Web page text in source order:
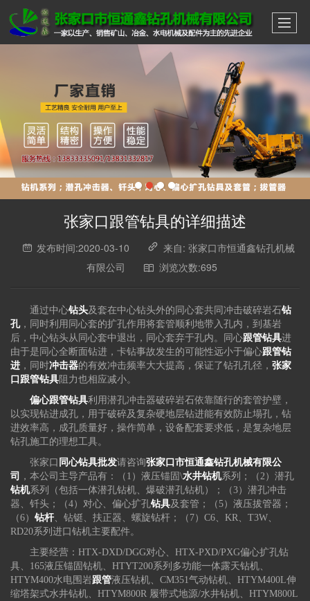
张家口跟管钻具的详细描述
发布时间:2020-03-10
来自: 张家口市恒通鑫钻孔机械
有限公司
浏览次数:695
通过中心钻头及套在中心钻头外的同心套共同冲击破碎岩石钻
孔，同时利用同心套的扩孔作用将套管顺利地带入孔内，到基岩
后，中心钻头从同心套中退出，同心套弃于孔内。同心跟管钻具进
由于是同心全断面钻进，卡钻事故发生的可能性远小于偏心跟管钻
进 ，同时冲击器的有效冲击频率大大提高，保证了钻孔孔径，张家
口跟管钻具阻力也相应减小。
偏心跟管钻具利用潜孔冲击器破碎岩石依靠随行的套管护壁，
以实现钻进成孔，用于破碎及复杂硬地层钻进能有效防止塌孔，钻
进效率高，成孔质量好，操作简单，设备配套要求低，是复杂地层
钻孔施工的理想工具。
张家口 同心钻具批发请咨询张家口市恒通鑫钻孔机械有限公
司
，本公司主导产品有：（1）液压锚固\水井钻机系列；（2）潜孔
钻机系列（包括一体潜孔钻机、爆破潜孔钻机）；（3）潜孔冲击
器、钎头；（4）对心、偏心扩孔钻具及套管；（5）液压拔管器；
（6）钻杆 、钻铤、扶正器、螺旋钻杆；（7）C6、KR、T3W、
RD20系列进口钻机主要配件。
主要经营：HTX-DXD/DGG对心、HTX-PXD/PXG偏心扩孔钻
具、165液压锚固钻机、HTYT200系列多功能一体露天钻机、
HTYM400水电围岩跟管液压钻机、CM351气动钻机、HTYM400L伸
缩塔架式水井钻机、HTYM800R 履带式地源/水井钻机、HTYM800L